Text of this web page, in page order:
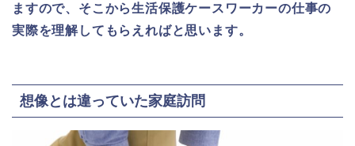
ますので、そこから生活保護ケースワーカーの仕事の
実際を理解してもらえればと思います。
想像とは違っていた家庭訪問